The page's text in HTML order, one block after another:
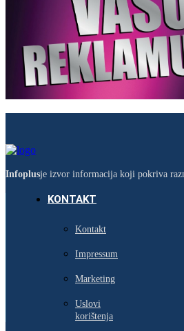
Infoplusje izvor informacija koji pokriva
KONTAKT
Kontakt
Impressum
Marketing
Uslovi
korištenja